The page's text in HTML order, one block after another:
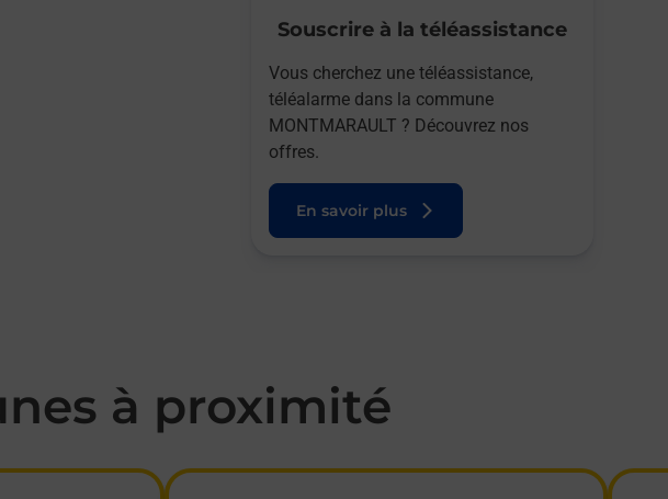
Souscrire à la téléassistance
Vous cherchez une téléassistance,
téléalarme dans la commune
MONTMARAULT ? Découvrez nos
offres.
En savoir plus
à proximité